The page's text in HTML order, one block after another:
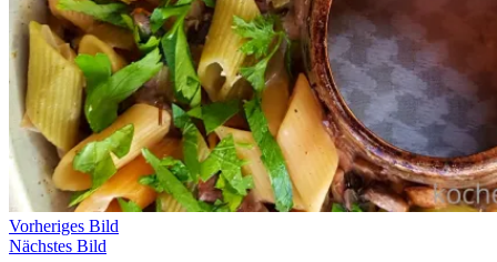
Vorheriges Bild
Nächstes Bild